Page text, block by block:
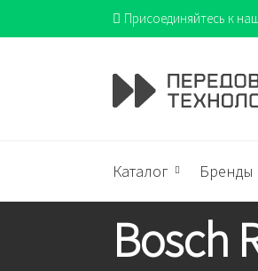
Присоединяйтесь к
Каталог Бренды
Bosch